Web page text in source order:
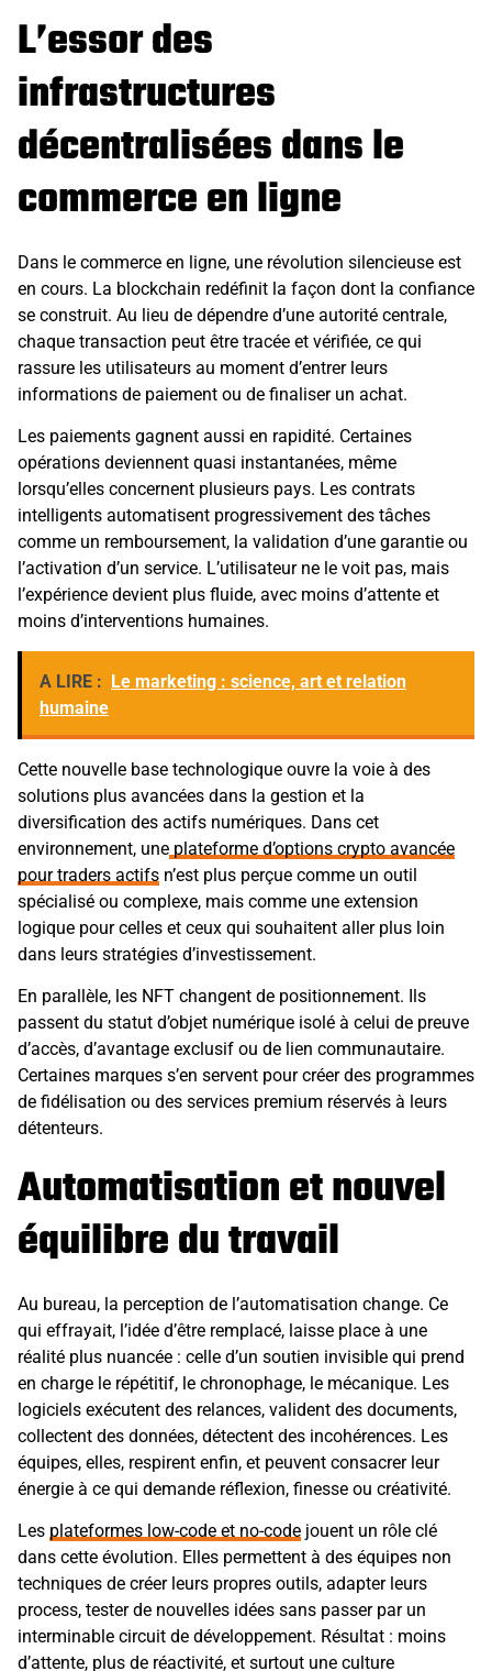
L’essor des
infrastructures
décentralisées dans le
commerce en ligne
Dans le commerce en ligne, une révolution silencieuse est
en cours. La blockchain redéfinit la façon dont la confiance
se construit. Au lieu de dépendre d’une autorité centrale,
chaque transaction peut être tracée et vérifiée, ce qui
rassure les utilisateurs au moment d’entrer leurs
informations de paiement ou de finaliser un achat.
Les paiements gagnent aussi en rapidité. Certaines
opérations deviennent quasi instantanées, même
lorsqu’elles concernent plusieurs pays. Les contrats
intelligents automatisent progressivement des tâches
comme un remboursement, la validation d’une garantie ou
l’activation d’un service. L’utilisateur ne le voit pas, mais
l’expérience devient plus fluide, avec moins d’attente et
moins d’interventions humaines.
A LIRE : Le marketing : science, art et relation
humaine
Cette nouvelle base technologique ouvre la voie à des
solutions plus avancées dans la gestion et la
diversification des actifs numériques. Dans cet
environnement, une plateforme d’options crypto avancée
pour traders actifs n’est plus perçue comme un outil
spécialisé ou complexe, mais comme une extension
logique pour celles et ceux qui souhaitent aller plus loin
dans leurs stratégies d’investissement.
En parallèle, les NFT changent de positionnement. Ils
passent du statut d’objet numérique isolé à celui de preuve
d’accès, d’avantage exclusif ou de lien communautaire.
Certaines marques s’en servent pour créer des programmes
de fidélisation ou des services premium réservés à leurs
détenteurs.
Automatisation et nouvel
équilibre du travail
Au bureau, la perception de l’automatisation change. Ce
qui effrayait, l’idée d’être remplacé, laisse place à une
réalité plus nuancée : celle d’un soutien invisible qui prend
en charge le répétitif, le chronophage, le mécanique. Les
logiciels exécutent des relances, valident des documents,
collectent des données, détectent des incohérences. Les
équipes, elles, respirent enfin, et peuvent consacrer leur
énergie à ce qui demande réflexion, finesse ou créativité.
Les plateformes low-code et no-code jouent un rôle clé
dans cette évolution. Elles permettent à des équipes non
techniques de créer leurs propres outils, adapter leurs
process, tester de nouvelles idées sans passer par un
interminable circuit de développement. Résultat : moins
d’attente, plus de réactivité, et surtout une culture